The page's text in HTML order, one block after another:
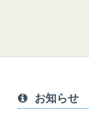
お知らせ